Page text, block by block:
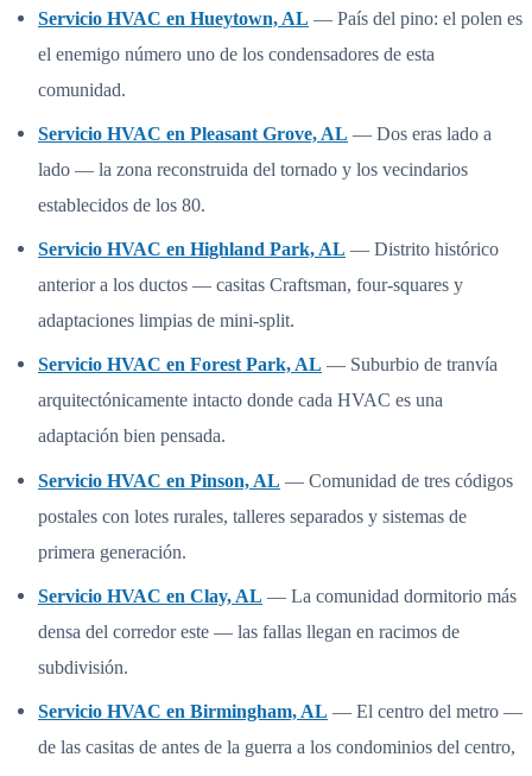
Servicio HVAC en Hueytown, AL — País del pino: el polen es
el enemigo número uno de los condensadores de esta
comunidad.
Servicio HVAC en Pleasant Grove, AL — Dos eras lado a
lado — la zona reconstruida del tornado y los vecindarios
establecidos de los 80.
Servicio HVAC en Highland Park, AL — Distrito histórico
anterior a los ductos — casitas Craftsman, four-squares y
adaptaciones limpias de mini-split.
Servicio HVAC en Forest Park, AL — Suburbio de tranvía
arquitectónicamente intacto donde cada HVAC es una
adaptación bien pensada.
Servicio HVAC en Pinson, AL — Comunidad de tres códigos
postales con lotes rurales, talleres separados y sistemas de
primera generación.
Servicio HVAC en Clay, AL — La comunidad dormitorio más
densa del corredor este — las fallas llegan en racimos de
subdivisión.
Servicio HVAC en Birmingham, AL — El centro del metro —
de las casitas de antes de la guerra a los condominios del centro,